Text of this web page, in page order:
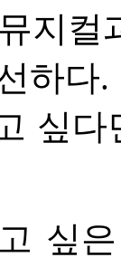
지
하다
싶
싶